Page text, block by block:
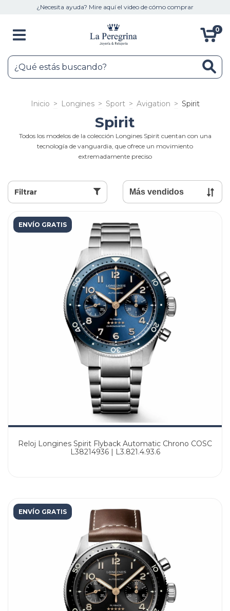
¿Necesita ayuda? Mire aquí el video de cómo comprar
0
Inicio > Longines > Sport > Avigation > Spirit
Spirit
Todos los modelos de la colección Longines Spirit cuentan con una
tecnología de vanguardia, que ofrece un movimiento
extremadamente preciso
Filtrar
ENVÍO GRATIS
Reloj Longines Spirit Flyback Automatic Chrono COSC
L38214936 | L3.821.4.93.6
ENVÍO GRATIS